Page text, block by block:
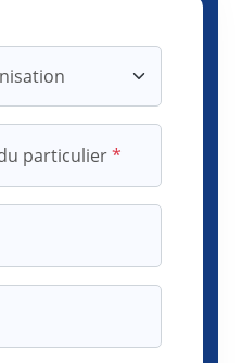
particulier*